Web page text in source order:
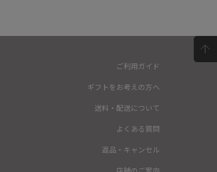
ご利用ガイド
ギフトをお考えの方へ
送料・配送について
よくある質問
返品・キャンセル